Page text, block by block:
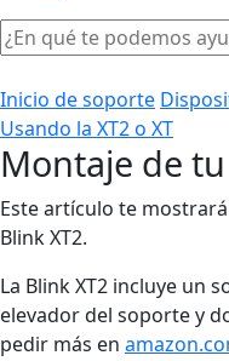
Inicio de soporte
Usando la XT2 o XT
Montaje de
Este artículo te
Blink XT2.
La Blink XT2 incluye un
elevador del soporte y
pedir más en